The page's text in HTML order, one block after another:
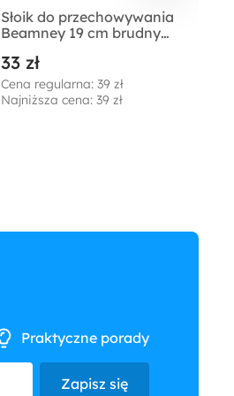
Słoik do przechowywania
Beamney 19 cm brudny
33 zł
Cena regularna: 39 zł
Najniższa cena: 39 zł
Praktyczne porady
Zapisz się